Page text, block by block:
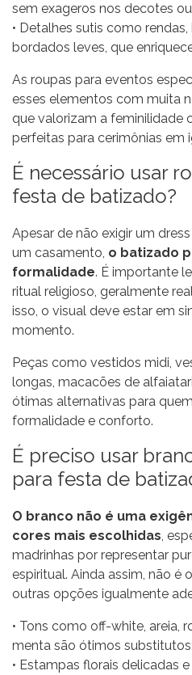
sem exageros nos decotes
• Detalhes sutis como
bordados leves, que
As roupas para eventos
esses elementos com muita
que valorizam a feminilidade
perfeitas para cerimônias em
É necessário usar
festa de batizado?
Apesar de não exigir um
um casamento, o batizado
formalidade. É importante
ritual religioso, geralmente
isso, o visual deve estar em
momento.
Peças como vestidos midi,
longas, macacões de
ótimas alternativas para
formalidade e conforto.
É preciso usar
para festa de
O branco não é uma
cores mais escolhidas,
madrinhas por representar
espiritual. Ainda assim, não é
outras opções igualmente
• Tons como off-white, areia,
menta são ótimos substitutos;
• Estampas florais delicadas